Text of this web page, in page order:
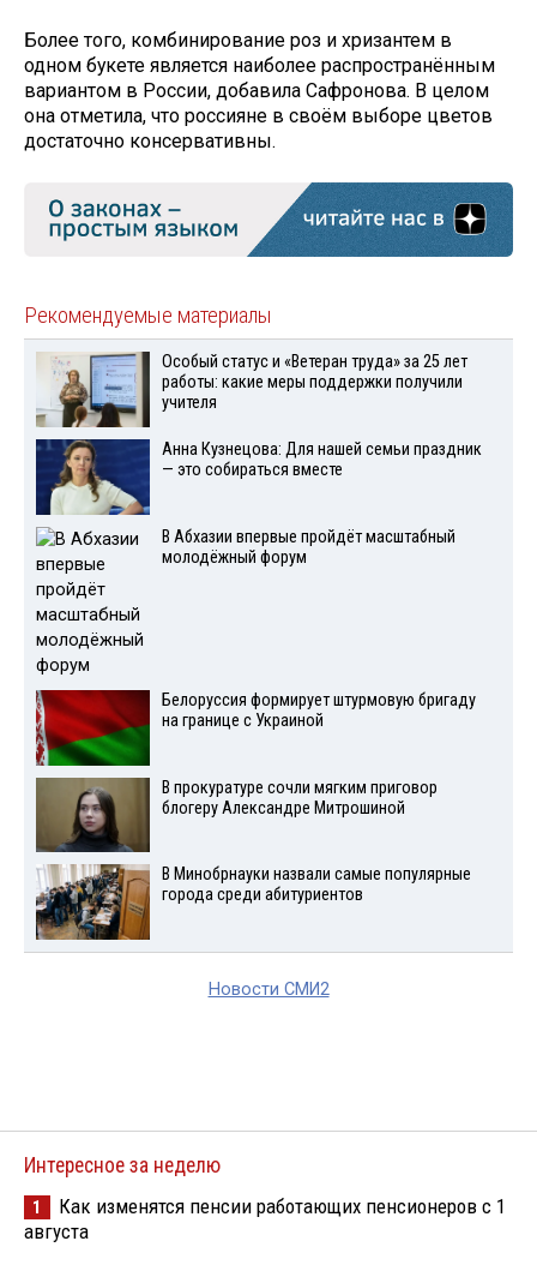
Более того, комбинирование роз и хризантем в
одном букете является наиболее распространённым
вариантом в России, добавила Сафронова. В целом
она отметила, что россияне в своём выборе цветов
достаточно консервативны.
Рекомендуемые материалы
Особый статус и «Ветеран труда» за 25 лет
работы: какие меры поддержки получили
учителя
Анна Кузнецова: Для нашей семьи праздник
— это собираться вместе
В Абхазии впервые пройдёт масштабный
молодёжный форум
Белоруссия формирует штурмовую бригаду
на границе с Украиной
В прокуратуре сочли мягким приговор
блогеру Александре Митрошиной
В Минобрнауки назвали самые популярные
города среди абитуриентов
Новости СМИ2
Интересное за неделю
1
Как изменятся пенсии работающих пенсионеров с 1
августа